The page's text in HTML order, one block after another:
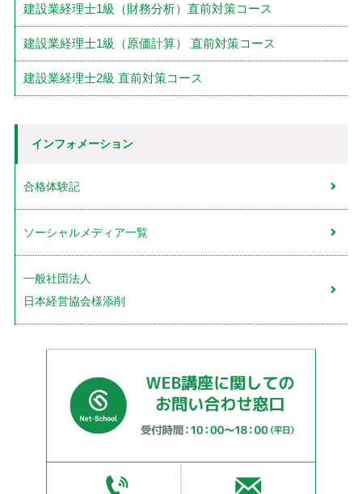
建設業経理士1級（財務分析）直前対策コース
建設業経理士1級（原価計算） 直前対策コース
建設業経理士2級 直前対策コース
インフォメーション
合格体験記
ソーシャルメディア一覧
一般社団法人
日本経営協会様添削